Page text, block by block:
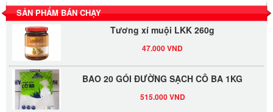
SẢN PHẨM BÁN CHẠY
Tương xí muội LKK 260g
BAO 20 GÓI ĐƯỜNG SẠCH CÔ BA 1KG